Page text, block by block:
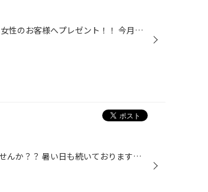
毎月１～７日はレディースウィーク ご購入頂いた女性のお客様へプレゼント！！ 今月は【激吸収】キッチンタオル です！！！ 快適にお待ち頂く為に女性誌やドリンクコーナーも完備しております！ お子様連れでも安心のキッズコーナーも完備！ この機会に是非ご来店、ご利用ください！！
お盆休みも過ぎて皆様、お疲れモードになってませんか？？ 暑い日も続いておりますので体調にはご注意下さい！！ しかし疲れているのは車も一緒！！ 夏のロングドライブ、行楽・帰省と皆様と共にクルマも頑張りましたよ！ クルマもメンテナンスしませんか？？ オイル交換も承っておりますよ！！ 頑...